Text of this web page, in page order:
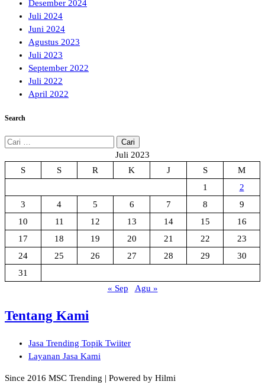
Desember 2024
Juli 2024
Juni 2024
Agustus 2023
Juli 2023
September 2022
Juli 2022
April 2022
Search
Cari
Juli 2023
S
S R K J S
M
1
2
3
4 5 6 7 8
9
10
11 12 13 14 15
16
17
18 19 20 21 22
23
24
25 26 27 28 29
30
31
« Sep
Agu »
Tentang Kami
Jasa Trending Topik Twiiter
Layanan Jasa Kami
Since 2016 MSC Trending | Powered by Hilmi